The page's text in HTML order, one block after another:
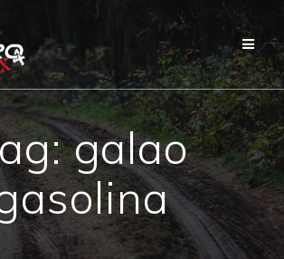
galao